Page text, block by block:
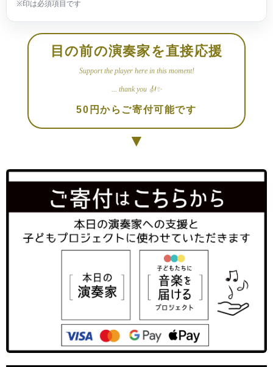
目の前の演奏家を直接応援
Support the player here in this moment!
... thank you 🎻✨
50円からご寄付可能です
▼